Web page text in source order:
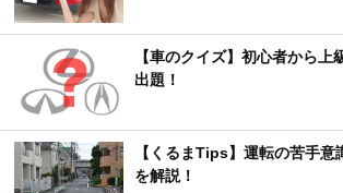
【車のクイズ】初心者から上
出題！
【くるまTips】運転の苦手意
を解説！